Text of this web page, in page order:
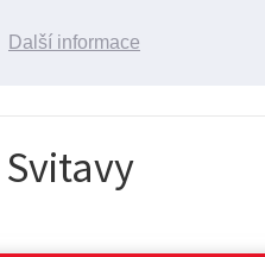
Další informace
Svitavy